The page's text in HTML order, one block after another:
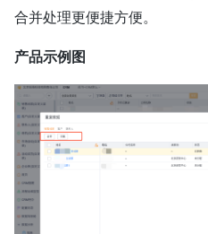
合并处理更便捷方便。
产品示例图